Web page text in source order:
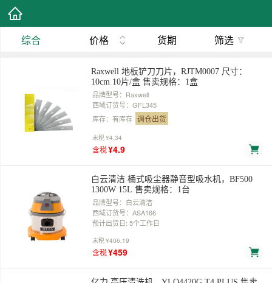
综合 价格 货期 筛选
Raxwell 地板铲刀刀片，RJTM0007 尺寸：
10cm 10片/盒 售卖规格：1盒
品牌型号：Raxwell
西域订货号：GFL345
库存：有库存 调仓出货
未税¥4.34
含税¥4.9
白云清洁 桶式吸尘器静音型吸水机，BF500
1300W 15L 售卖规格：1台
品牌型号：白云清洁
西域订货号：ASA166
预计出货日: 5个工作日
未税¥406.19
含税¥459